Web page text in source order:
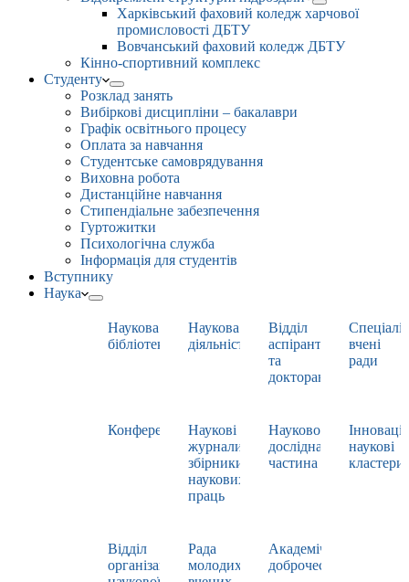
Харківський фаховий коледж харчової
промисловості ДБТУ
Вовчанський фаховий коледж ДБТУ
Кінно-спортивний комплекс
Студенту
Розклад занять
Вибіркові дисципліни – бакалаври
Графік освітнього процесу
Оплата за навчання
Студентське самоврядування
Виховна робота
Дистанційне навчання
Стипендіальне забезпечення
Гуртожитки
Психологічна служба
Інформація для студентів
Вступнику
Наука
Наукова
бібліотека
Наукова
діяльність
Відділ
аспірантури
та
докторантури
вчені
ради
Конференції
Наукові
журнали,
збірники
наукових
праць
Науково-
дослідна
частина
наукові
кластери
Відділ
організації
Рада
молодих
Академічна
доброчесність